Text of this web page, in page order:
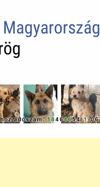
Magyarország